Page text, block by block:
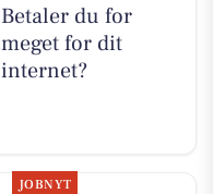
Betaler du for
meget for dit
internet?
JOBNYT